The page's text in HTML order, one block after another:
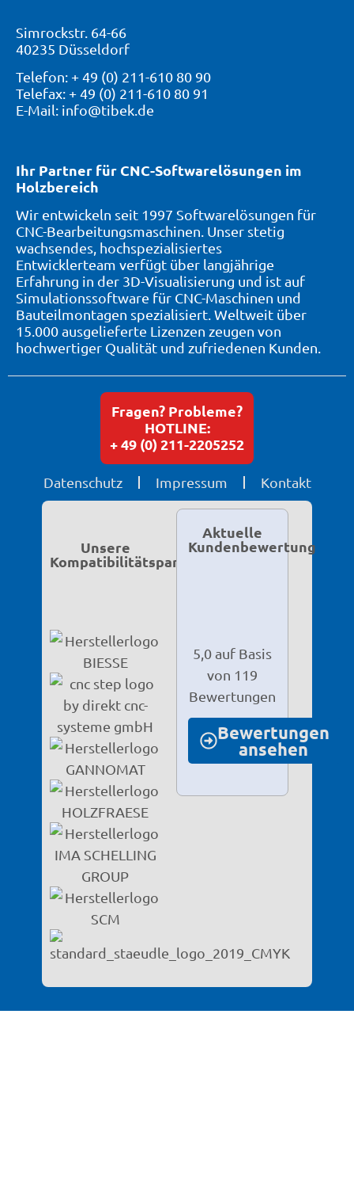
Ihr Partner für CNC-Softwarelösungen im
Holzbereich
Wir entwickeln seit 1997 Softwarelösungen für
CNC-Bearbeitungsmaschinen. Unser stetig
wachsendes, hochspezialisiertes
Entwicklerteam verfügt über langjährige
Erfahrung in der 3D-Visualisierung und ist auf
Simulationssoftware für CNC-Maschinen und
Bauteilmontagen spezialisiert. Weltweit über
15.000 ausgelieferte Lizenzen zeugen von
hochwertiger Qualität und zufriedenen Kunden.
Simrockstr. 64-66
40235 Düsseldorf
Telefon: + 49 (0) 211-610 80 90
Telefax: + 49 (0) 211-610 80 91
E-Mail: info@tibek.de
Datenschutz Impressum Kontakt
Fragen? Probleme?
HOTLINE:
+ 49 (0) 211-2205252
Unsere
Kompatibilitätspartner
Aktuelle
Kundenbewertung
5,0 auf Basis
von 119
Bewertungen
Bewertungen
ansehen